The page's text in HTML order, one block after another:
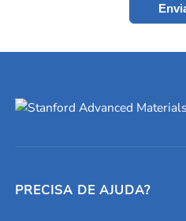
PRECISA DE AJUDA?